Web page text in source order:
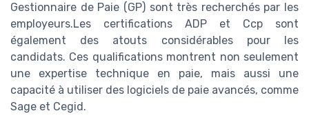
Gestionnaire de Paie (GP) sont très recherchés par les
employeurs.Les certifications ADP et Ccp sont
également des atouts considérables pour les
candidats. Ces qualifications montrent non seulement
une expertise technique en paie, mais aussi une
capacité à utiliser des logiciels de paie avancés, comme
Sage et Cegid.